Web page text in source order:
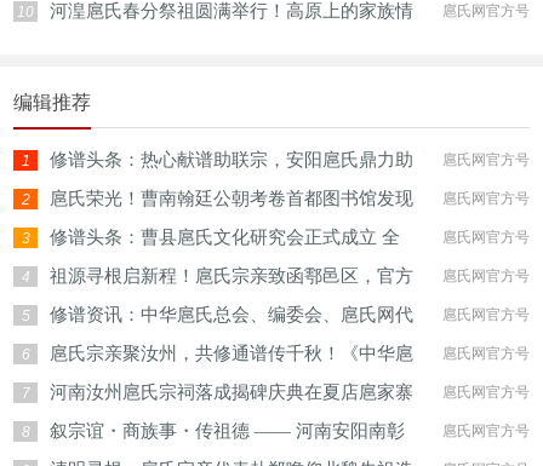
10 扈氏网官方号
河湟扈氏春分祭祖圆满举行！高原上的家族情
编辑推荐
1 扈氏网官方号
修谱头条：热心献谱助联宗，安阳扈氏鼎力助
2 扈氏网官方号
扈氏荣光！曹南翰廷公朝考卷首都图书馆发现
3 扈氏网官方号
修谱头条：曹县扈氏文化研究会正式成立 全
4 扈氏网官方号
祖源寻根启新程！扈氏宗亲致函鄠邑区，官方
5 扈氏网官方号
修谱资讯：中华扈氏总会、编委会、扈氏网代
6 扈氏网官方号
扈氏宗亲聚汝州，共修通谱传千秋！《中华扈
7 扈氏网官方号
河南汝州扈氏宗祠落成揭碑庆典在夏店扈家寨
8 扈氏网官方号
叙宗谊・商族事・传祖德 —— 河南安阳南彰